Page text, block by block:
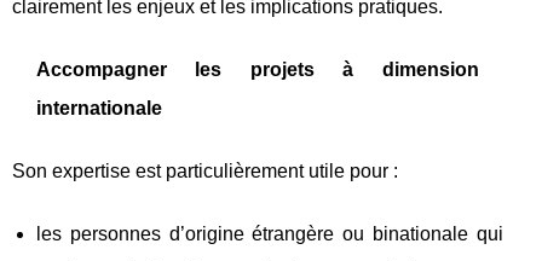
clairement les enjeux et les implications pratiques.
Accompagner les projets à dimension
internationale
Son expertise est particulièrement utile pour :
les personnes d’origine étrangère ou binationale qui